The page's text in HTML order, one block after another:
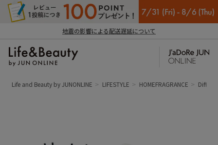
地震の影響による配送遅延について
Life and Beauty by JUNONLINE LIFESTYLE HOMEFRAGRANCE